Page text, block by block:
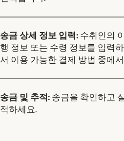
송금 상세 정보 입력: 수취인의
행 정보 또는 수령 정보를 입력하
서 이용 가능한 결제 방법 중에
송금 및 추적: 송금을 확인하고
적하세요.